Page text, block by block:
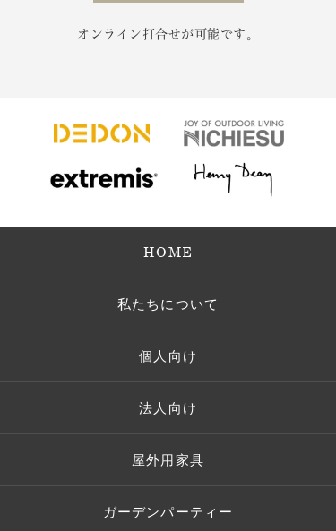
オンライン打合せが可能です。
HOME
私たちについて
個人向け
法人向け
屋外用家具
ガーデンパーティー